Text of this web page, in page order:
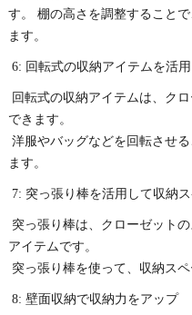
す。 棚の高さを調整すること
ます。
6: 回転式の収納アイテムを活用
回転式の収納アイテムは、ク
できます。
洋服やバッグなどを回転させ
ます。
7: 突っ張り棒を活用して収納
突っ張り棒は、クローゼット
アイテムです。
突っ張り棒を使って、収納スペ
8: 壁面収納で収納力をアップ